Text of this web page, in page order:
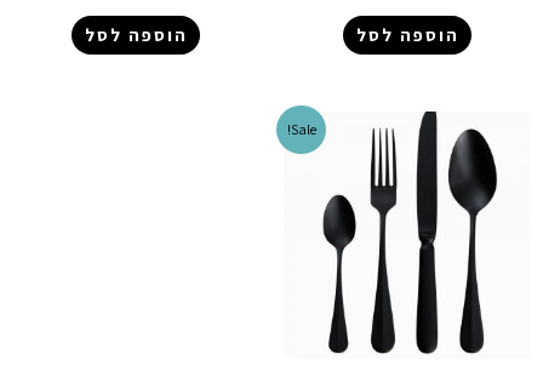
הוספה לסל הוספה לסל
Sale!